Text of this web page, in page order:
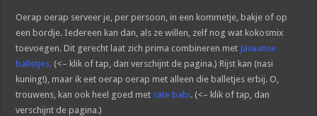
Oerap oerap serveer je, per persoon, in een kommetje, bakje of op
een bordje. Iedereen kan dan, als ze willen, zelf nog wat kokosmix
toevoegen. Dit gerecht laat zich prima combineren met Javaanse
balletjes. (<– klik of tap, dan verschijnt de pagina.) Rijst kan (nasi
kuning!), maar ik eet oerap oerap met alleen die balletjes erbij. O,
trouwens, kan ook heel goed met sate babi. (<– klik of tap, dan
verschijnt de pagina.)